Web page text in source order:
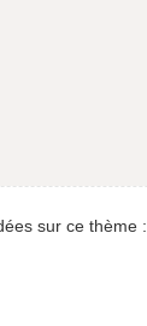
sur ce thème :